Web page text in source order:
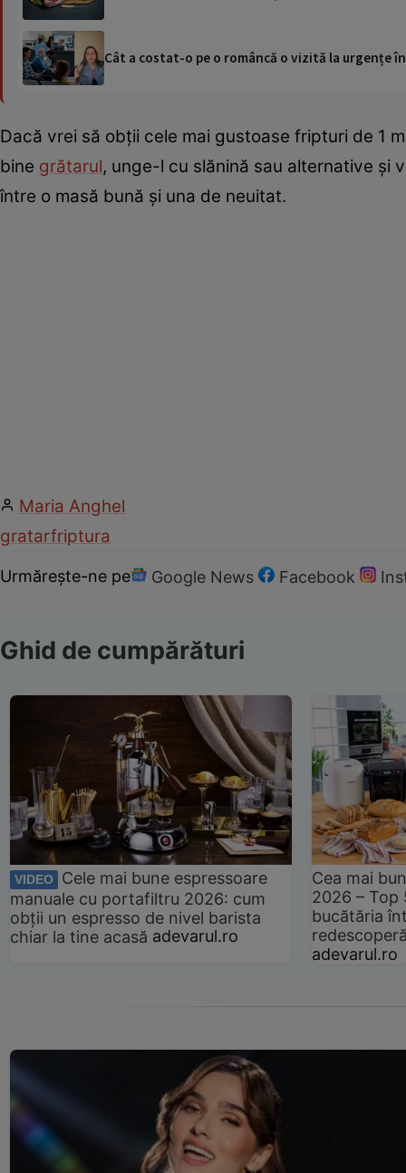
Cât a costat-o pe o româncă o vizită la urgențe
Dacă vrei să obții cele mai gustoase fripturi de 1
bine grătarul, unge-l cu slănină sau alternative și
între o masă bună și una de neuitat.
Maria Anghel
gratarfriptura
Urmărește-ne pe Google News Facebook
Ghid de cumpărături
VIDEO
Cele mai bune espressoare
manuale cu portafiltru 2026: cum
obții un espresso de nivel barista
chiar la tine acasă adevarul.ro
Cea mai
2026 –
bucătăria
adevarul.ro